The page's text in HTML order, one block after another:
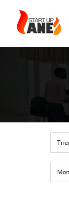
contenu